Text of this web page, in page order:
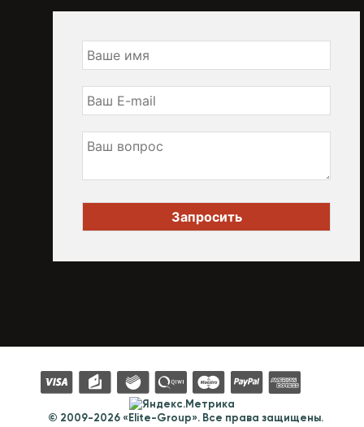
© 2009-2026 «Elite-Group». Все права защищены.